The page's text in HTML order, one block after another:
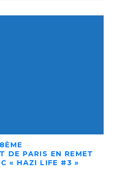
DE PARIS EN REMET
« HAZI LIFE #3 »